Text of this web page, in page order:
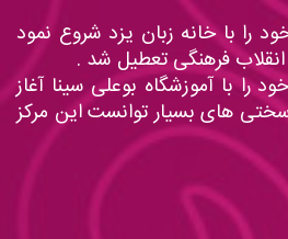
خود را با خانه زبان یزد شروع نمود
انقلاب فرهنگی تعطیل شد .
خود را با آموزشگاه بوعلی سینا آغاز
و تا سال 1371 با سختی های بسیار توانست این مرکز